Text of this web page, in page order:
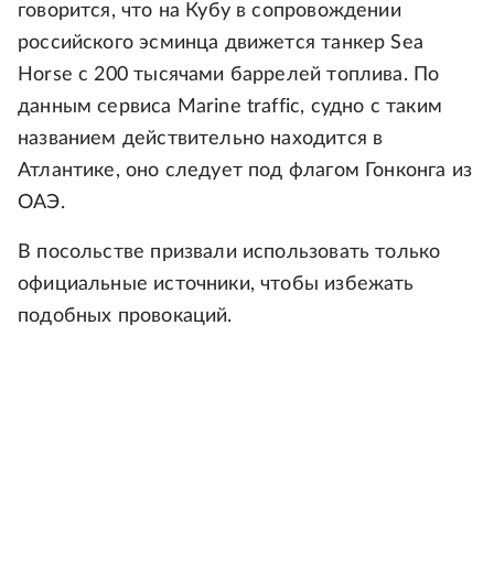
говорится, что на Кубу в сопровождении
российского эсминца движется танкер Sea
Horse с 200 тысячами баррелей топлива. По
данным сервиса Marine traffic, судно с таким
названием действительно находится в
Атлантике, оно следует под флагом Гонконга из
ОАЭ.
В посольстве призвали использовать только
официальные источники, чтобы избежать
подобных провокаций.